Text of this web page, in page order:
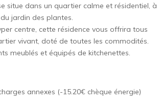
situe dans un quartier calme et résidentiel, à
jardin des plantes.
centre, cette résidence vous offrira tous
vivant, doté de toutes les commodités.
meublés et équipés de kitchenettes.
annexes (-15.20€ chèque énergie)